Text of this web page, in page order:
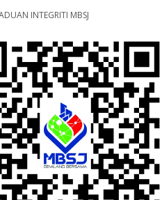
INTEGRITI MBSJ